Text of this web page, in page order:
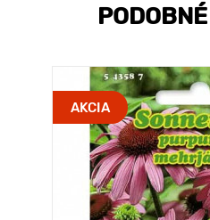
AKCIA